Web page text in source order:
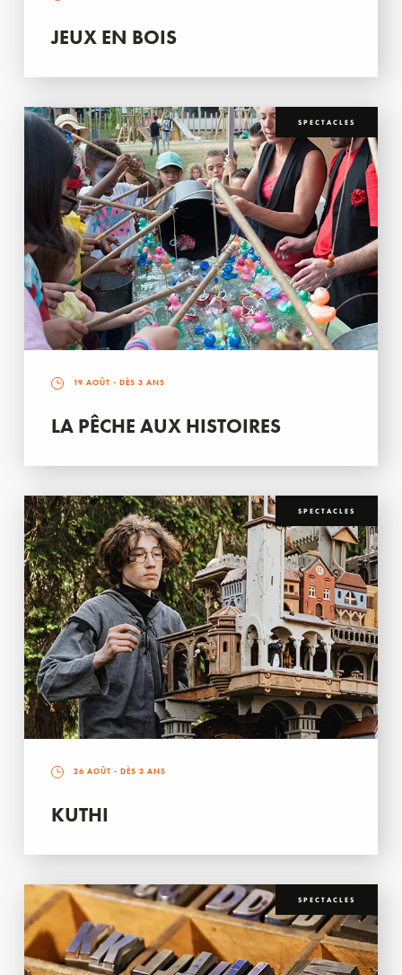
JEUX EN BOIS
SPECTACLES
19 AOÛT - DÈS 3 ANS
LA PÊCHE AUX HISTOIRES
SPECTACLES
26 AOÛT - DÈS 3 ANS
KUTHI
SPECTACLES